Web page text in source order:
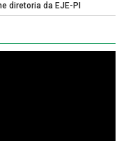
diretoria da EJE-PI